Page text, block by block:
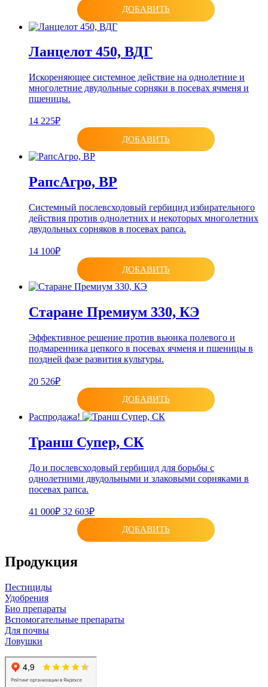
ДОБАВИТЬ
Ланцелот 450, ВДГ
Искореняющее системное действие на однолетние и
многолетние двудольные сорняки в посевах ячменя и
пшеницы.
14 225₽
ДОБАВИТЬ
РапсАгро, ВР
Системный послевсходовый гербицид избирательного
действия против однолетних и некоторых многолетних
двудольных сорняков в посевах рапса.
14 100₽
ДОБАВИТЬ
Старане Премиум 330, КЭ
Эффективное решение против вьюнка полевого и
подмаренника цепкого в посевах ячменя и пшеницы в
поздней фазе развития культуры.
20 526₽
ДОБАВИТЬ
Распродажа!
Транш Супер, СК
До и послевсходовый гербицид для борьбы с
однолетними двудольными и злаковыми сорняками в
посевах рапса.
41 000₽ 32 603₽
ДОБАВИТЬ
Продукция
Пестициды
Удобрения
Био препараты
Вспомогательные препараты
Для почвы
Ловушки